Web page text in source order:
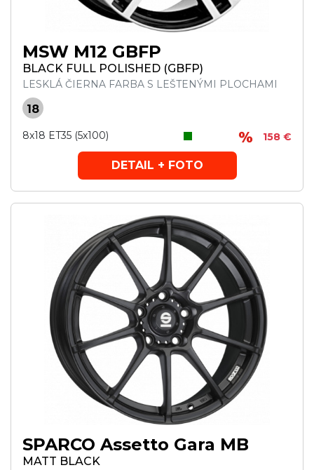
MSW M12 GBFP
BLACK FULL POLISHED (GBFP)
LESKLÁ ČIERNA FARBA S LEŠTENÝMI PLOCHAMI
18
8x18 ET35 (5x100) 158 €
DETAIL + FOTO
SPARCO Assetto Gara MB
MATT BLACK